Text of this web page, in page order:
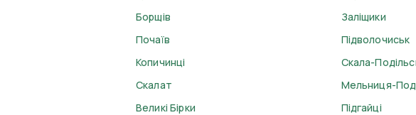
Борщів
Заліщики
Почаїв
Підволочиськ
Копичинці
Скала-
Скалат
Мельниця-
Великі Бірки Підгайці